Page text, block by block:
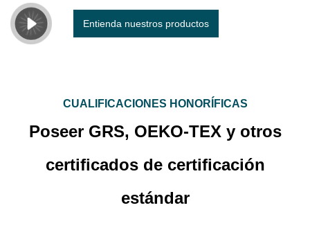
Entienda nuestros productos
CUALIFICACIONES HONORÍFICAS
Poseer GRS, OEKO-TEX y otros
certificados de certificación
estándar